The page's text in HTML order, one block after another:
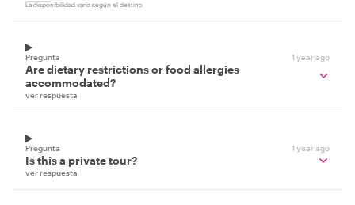
La disponibilidad varía según el destino
Pregunta 1 year ago
Are dietary restrictions or food allergies
accommodated?
ver respuesta
Pregunta 1 year ago
Is this a private tour?
ver respuesta